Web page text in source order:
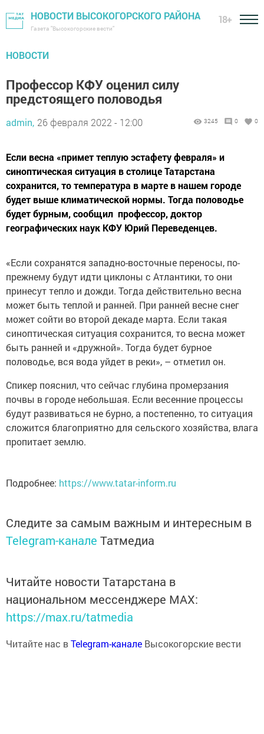
НОВОСТИ ВЫСОКОГОРСКОГО РАЙОНА
Газета "Высокогорские вести"
18+
НОВОСТИ
Профессор КФУ оценил силу
предстоящего половодья
admin, 26 февраля 2022 - 12:00 3245 0 0
Если весна «примет теплую эстафету февраля» и
синоптическая ситуация в столице Татарстана
сохранится, то температура в марте в нашем городе
будет выше климатической нормы. Тогда половодье
будет бурным, сообщил профессор, доктор
географических наук КФУ Юрий Переведенцев.
«Если сохранятся западно-восточные переносы, по-
прежнему будут идти циклоны с Атлантики, то они
принесут тепло и дожди. Тогда действительно весна
может быть теплой и ранней. При ранней весне снег
может сойти во второй декаде марта. Если такая
синоптическая ситуация сохранится, то весна может
быть ранней и «дружной». Тогда будет бурное
половодье, вся вода уйдет в реки», – отметил он.
Спикер пояснил, что сейчас глубина промерзания
почвы в городе небольшая. Если весенние процессы
будут развиваться не бурно, а постепенно, то ситуация
сложится благоприятно для сельского хозяйства, влага
пропитает землю.
Подробнее: https://www.tatar-inform.ru
Следите за самым важным и интересным в
Telegram-канале Татмедиа
Читайте новости Татарстана в
национальном мессенджере MАХ:
https://max.ru/tatmedia
Читайте нас вTelegram-канале Высокогорские вести